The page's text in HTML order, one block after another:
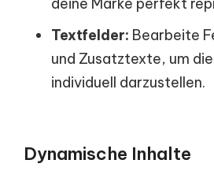
Textfelder: Bearbeite
und Zusatztexte, um
individuell darzustellen.
Dynamische Inhalte